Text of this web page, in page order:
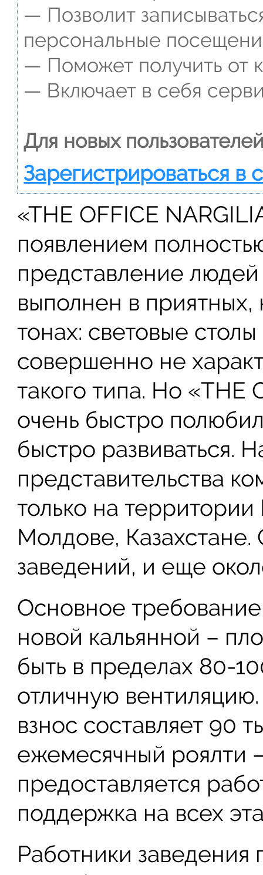
— Позволит
персональные
— Поможет получить от
— Включает в себя
Для новых
Зарегистрироваться в
«THE OFFICE
появлением
представление
выполнен в приятных,
тонах: световые
совершенно не
такого типа. Но «THE
очень быстро
быстро развиваться.
представительства
только на
Молдове,
заведений, и еще
Основное
новой кальянной –
быть в пределах 80-
отличную
взнос составляет 90
ежемесячный роялти
предоставляется
поддержка на всех
Работники